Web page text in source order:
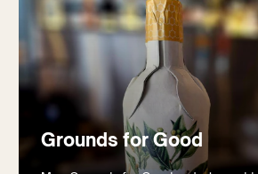
Grounds for Good